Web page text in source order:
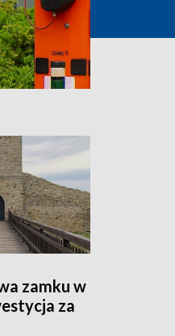
zamku w
za